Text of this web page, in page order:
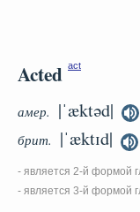
Acted act
амер. |ˈæktəd|
брит. |ˈæktɪd|
- является 2-й формой
- является 3-й формой